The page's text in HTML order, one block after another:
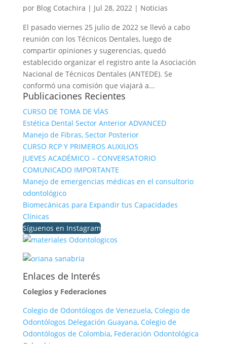
por Blog Cotachira | Jul 28, 2022| Noticias
El pasado viernes 25 julio de 2022 se llevó a cabo
reunión con los Técnicos Dentales, luego de
compartir opiniones y sugerencias, quedó
establecido organizar el registro ante la Asociación
Nacional de Técnicos Dentales (ANTEDE). Se
conformó una comisión que viajará a...
Publicaciones Recientes
CURSO DE TOMA DE VÍAS
Estética Dental Sector Anterior ADVANCED
Manejo de Fibras, Sector Posterior
CURSO RCP Y PRIMEROS AUXILIOS
JUEVES ACADÉMICO – CONVERSATORIO
COMUNICADO IMPORTANTE
Manejo de emergencias médicas en el consultorio
odontológico
Biomecánicas para Expandir tus Capacidades
Clínicas
Síguenos en Instagram
Enlaces de Interés
Colegios y Federaciones
Colegio de Odontólogos de Venezuela, Colegio de
Odontólogos Delegación Guayana, Colegio de
Odontólogos de Colombia, Federación Odontológica